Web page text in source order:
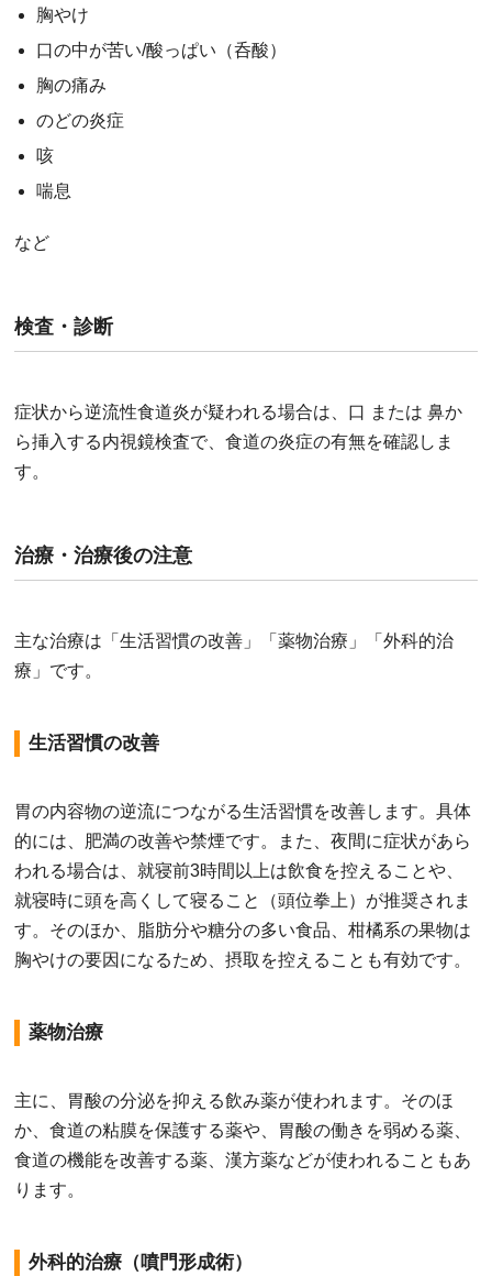
胸やけ
口の中が苦い/酸っぱい（呑酸）
胸の痛み
のどの炎症
咳
喘息
など
検査・診断
症状から逆流性食道炎が疑われる場合は、口 または 鼻か
ら挿入する内視鏡検査で、食道の炎症の有無を確認しま
す。
治療・治療後の注意
主な治療は「生活習慣の改善」「薬物治療」「外科的治
療」です。
生活習慣の改善
胃の内容物の逆流につながる生活習慣を改善します。具体
的には、肥満の改善や禁煙です。また、夜間に症状があら
われる場合は、就寝前3時間以上は飲食を控えることや、
就寝時に頭を高くして寝ること（頭位拳上）が推奨されま
す。そのほか、脂肪分や糖分の多い食品、柑橘系の果物は
胸やけの要因になるため、摂取を控えることも有効です。
薬物治療
主に、胃酸の分泌を抑える飲み薬が使われます。そのほ
か、食道の粘膜を保護する薬や、胃酸の働きを弱める薬、
食道の機能を改善する薬、漢方薬などが使われることもあ
ります。
外科的治療（噴門形成術）